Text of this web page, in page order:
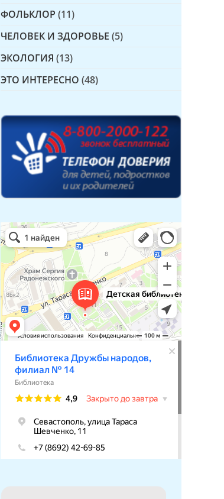
ФОЛЬКЛОР (11)
ЧЕЛОВЕК И ЗДОРОВЬЕ (5)
ЭКОЛОГИЯ (13)
ЭТО ИНТЕРЕСНО (48)
Детская библиотека № 14 Дружбы народов
Библиотека в Севастополе